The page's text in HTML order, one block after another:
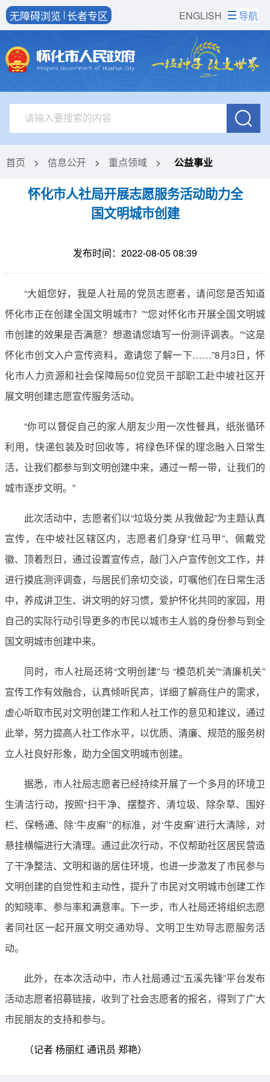
ENGLISH
无障碍浏览 长者专区 导航
首页 > 信息公开 > 重点领域 > 公益事业
怀化市人社局开展志愿服务活动助力全
国文明城市创建
发布时间：2022-08-05 08:39
“大姐您好，我是人社局的党员志愿者，请问您是否知道
怀化市正在创建全国文明城市？”“您对怀化市开展全国文明城
市创建的效果是否满意？想邀请您填写一份测评调表。”“这是
怀化市创文入户宣传资料，邀请您了解一下……”8月3日，怀
化市人力资源和社会保障局50位党员干部职工赴中坡社区开
展文明创建志愿宣传服务活动。
“你可以督促自己的家人朋友少用一次性餐具，纸张循环
利用，快递包装及时回收等，将绿色环保的理念融入日常生
活，让我们都参与到文明创建中来，通过一帮一带，让我们的
城市逐步文明。”
此次活动中，志愿者们以“垃圾分类 从我做起”为主题认真
宣传，在中坡社区辖区内，志愿者们身穿“红马甲”、佩戴党
徽、顶着烈日，通过设置宣传点，敲门入户宣传创文工作，并
进行摸底测评调查，与居民们亲切交谈，叮嘱他们在日常生活
中，养成讲卫生、讲文明的好习惯，爱护怀化共同的家园，用
自己的实际行动引导更多的市民以城市主人翁的身份参与到全
国文明城市创建中来。
同时，市人社局还将“文明创建”与 “模范机关”“清廉机关”
宣传工作有效融合，认真倾听民声，详细了解商住户的需求，
虚心听取市民对文明创建工作和人社工作的意见和建议，通过
此举，努力提高人社工作水平，以优质、清廉、规范的服务树
立人社良好形象，助力全国文明城市创建。
据悉，市人社局志愿者已经持续开展了一个多月的环境卫
生清洁行动，按照“扫干净、摆整齐、清垃圾、除杂草、围好
栏、保畅通、除‘牛皮癣’”的标准，对‘牛皮癣’进行大清除，对
悬挂横幅进行大清理。通过此次行动，不仅帮助社区居民营造
了干净整洁、文明和谐的居住环境，也进一步激发了市民参与
文明创建的自觉性和主动性，提升了市民对文明城市创建工作
的知晓率、参与率和满意率。下一步，市人社局还将组织志愿
者同社区一起开展文明交通劝导、文明卫生劝导志愿服务活
动。
此外，在本次活动中，市人社局通过“五溪先锋”平台发布
活动志愿者招募链接，收到了社会志愿者的报名，得到了广大
市民朋友的支持和参与。
（记者 杨丽红 通讯员 郑艳）